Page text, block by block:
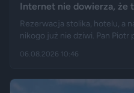
Internet nie dowierza, że
Rezerwacja stolika, hotelu, a
nikogo już nie dziwi. Pan Piotr
„Fakt”, po kilku dniach wrócił
06.08.2026 10:46